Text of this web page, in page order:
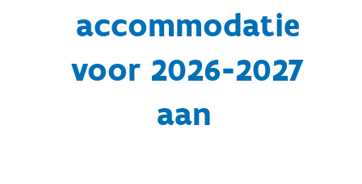
accommodatie
voor 2026-2027
aan